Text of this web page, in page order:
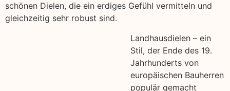
schönen Dielen, die ein erdiges Gefühl vermitteln und
gleichzeitig sehr robust sind.
Landhausdielen – ein
Stil, der Ende des 19.
Jahrhunderts von
europäischen Bauherren
populär gemacht